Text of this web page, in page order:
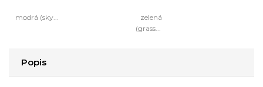
modrá (sky...
zelená
(grass...
Popis